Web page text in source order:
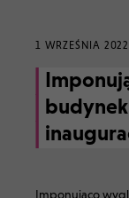
1 WRZEŚNIA 2022
Imponująco